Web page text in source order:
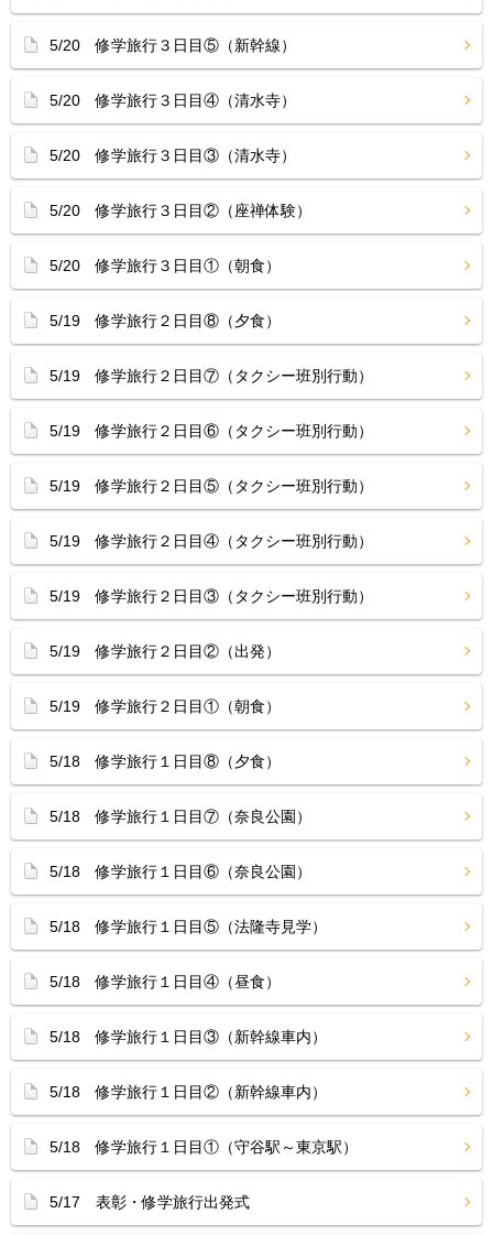
5/20 修学旅行３日目⑤（新幹線）
5/20 修学旅行３日目④（清水寺）
5/20 修学旅行３日目③（清水寺）
5/20 修学旅行３日目②（座禅体験）
5/20 修学旅行３日目①（朝食）
5/19 修学旅行２日目⑧（夕食）
5/19 修学旅行２日目⑦（タクシー班別行動）
5/19 修学旅行２日目⑥（タクシー班別行動）
5/19 修学旅行２日目⑤（タクシー班別行動）
5/19 修学旅行２日目④（タクシー班別行動）
5/19 修学旅行２日目③（タクシー班別行動）
5/19 修学旅行２日目②（出発）
5/19 修学旅行２日目①（朝食）
5/18 修学旅行１日目⑧（夕食）
5/18 修学旅行１日目⑦（奈良公園）
5/18 修学旅行１日目⑥（奈良公園）
5/18 修学旅行１日目⑤（法隆寺見学）
5/18 修学旅行１日目④（昼食）
5/18 修学旅行１日目③（新幹線車内）
5/18 修学旅行１日目②（新幹線車内）
5/18 修学旅行１日目①（守谷駅～東京駅）
5/17 表彰・修学旅行出発式